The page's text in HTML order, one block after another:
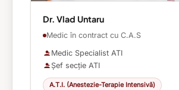
Dr. Vlad Untaru
Medic în contract cu C.A.S
Medic Specialist ATI
Șef secție ATI
A.T.I. (Anestezie-Terapie Intensivă)